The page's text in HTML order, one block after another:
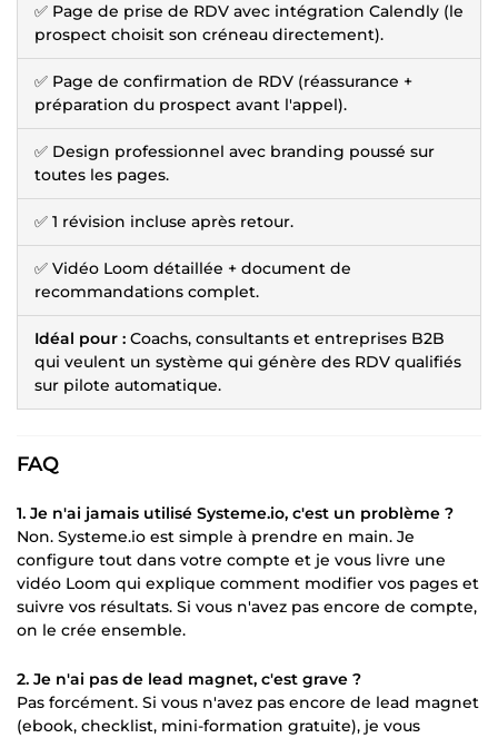
✅ Page de prise de RDV avec intégration Calendly (le
prospect choisit son créneau directement).
✅ Page de confirmation de RDV (réassurance +
préparation du prospect avant l'appel).
✅ Design professionnel avec branding poussé sur
toutes les pages.
✅ 1 révision incluse après retour.
✅ Vidéo Loom détaillée + document de
recommandations complet.
Idéal pour : Coachs, consultants et entreprises B2B
qui veulent un système qui génère des RDV qualifiés
sur pilote automatique.
FAQ
1. Je n'ai jamais utilisé Systeme.io, c'est un problème ?
Non. Systeme.io est simple à prendre en main. Je
configure tout dans votre compte et je vous livre une
vidéo Loom qui explique comment modifier vos pages et
suivre vos résultats. Si vous n'avez pas encore de compte,
on le crée ensemble.
2. Je n'ai pas de lead magnet, c'est grave ?
Pas forcément. Si vous n'avez pas encore de lead magnet
(ebook, checklist, mini-formation gratuite), je vous